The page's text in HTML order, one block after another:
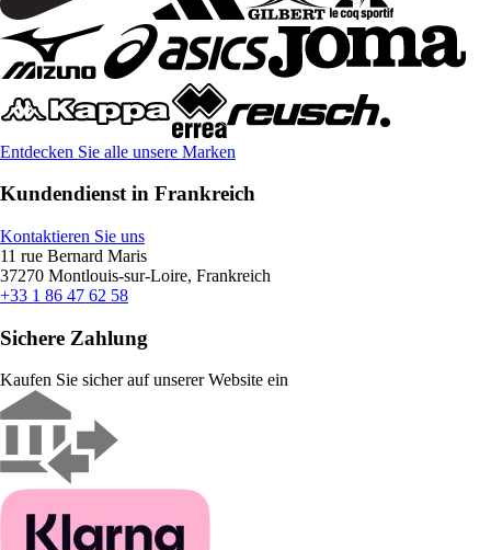
Entdecken Sie alle unsere Marken
Kundendienst in Frankreich
Kontaktieren Sie uns
11 rue Bernard Maris
37270 Montlouis-sur-Loire, Frankreich
+33 1 86 47 62 58
Sichere Zahlung
Kaufen Sie sicher auf unserer Website ein